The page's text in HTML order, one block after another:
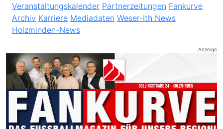
Veranstaltungskalender Partnerzeitungen Fankurve
Archiv Karriere Mediadaten Weser-Ith News
Holzminden-News
Anzeige